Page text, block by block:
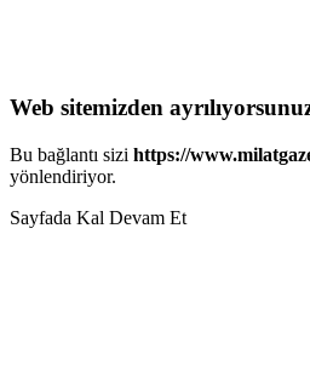
Web sitemizden
Bu bağlantı sizi https://
yönlendiriyor.
Sayfada Kal Devam Et